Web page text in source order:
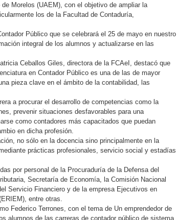
Morelos (UAEM), con el objetivo de ampliar la
los de la Facultad de Contaduría,
Público que se celebrará el 25 de mayo en nuestro
integral de los alumnos y actualizarse en las
Ceballos Giles, directora de la FCAeI, destacó que
en Contador Público es una de las de mayor
pieza clave en el ámbito de la contabilidad, las
a procurar el desarrollo de competencias como la
prevenir situaciones desfavorables para una
como contadores más capacitados que puedan
en dicha profesión.
no sólo en la docencia sino principalmente en la
prácticas profesionales, servicio social y estadías
por personal de la Procuraduría de la Defensa del
Secretaría de Economía, la Comisión Nacional
Servicio Financiero y de la empresa Ejecutivos en
entre otras.
Federico Terrones, con el tema de Un emprendedor de
alumnos de las carreras de contador público de sistema